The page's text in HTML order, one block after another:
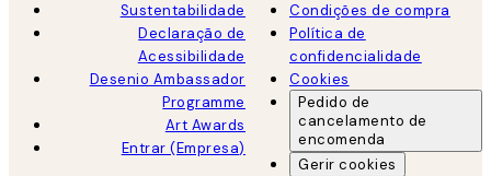
Sustentabilidade
Declaração de
Acessibilidade
Desenio Ambassador
Programme
Art Awards
Entrar (Empresa)
Condições de compra
Política de
confidencialidade
Cookies
Pedido de
cancelamento de
encomenda
Gerir cookies